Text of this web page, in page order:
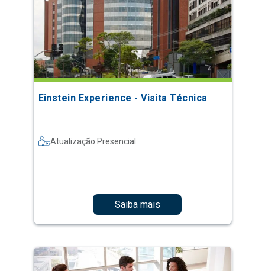
Einstein Experience - Visita Técnica
Atualização Presencial
Saiba mais